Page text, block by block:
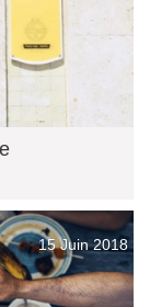
15 Juin 2018